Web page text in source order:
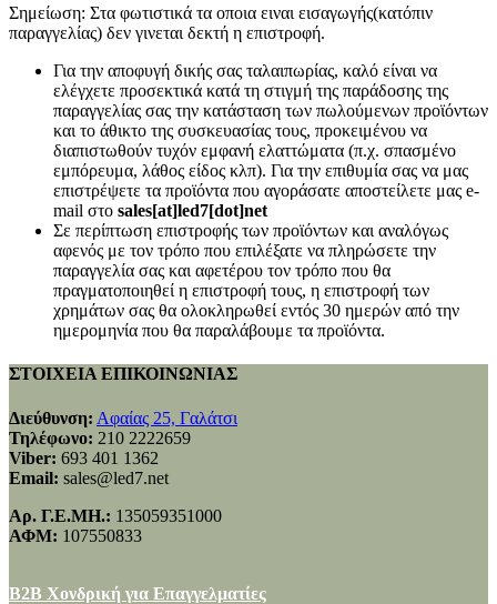
Σημείωση: Στα φωτιστικά τα οποια ειναι εισαγωγής(κατόπιν
παραγγελίας) δεν γινεται δεκτή η επιστροφή.
Για την αποφυγή δικής σας ταλαιπωρίας, καλό είναι να
ελέγχετε προσεκτικά κατά τη στιγμή της παράδοσης της
παραγγελίας σας την κατάσταση των πωλούμενων προϊόντων
και το άθικτο της συσκευασίας τους, προκειμένου να
διαπιστωθούν τυχόν εμφανή ελαττώματα (π.χ. σπασμένο
εμπόρευμα, λάθος είδος κλπ). Για την επιθυμία σας να μας
επιστρέψετε τα προϊόντα που αγοράσατε αποστείλετε μας e-
mail στο sales[at]led7[dot]net
Σε περίπτωση επιστροφής των προϊόντων και αναλόγως
αφενός με τον τρόπο που επιλέξατε να πληρώσετε την
παραγγελία σας και αφετέρου τον τρόπο που θα
πραγματοποιηθεί η επιστροφή τους, η επιστροφή των
χρημάτων σας θα ολοκληρωθεί εντός 30 ημερών από την
ημερομηνία που θα παραλάβουμε τα προϊόντα.
ΣΤΟΙΧΕΙΑ ΕΠΙΚΟΙΝΩΝΙΑΣ
Διεύθυνση: Αφαίας 25, Γαλάτσι
Τηλέφωνο: 210 2222659
Viber: 693 401 1362
Email: sales@led7.net
Αρ. Γ.Ε.ΜΗ.: 135059351000
ΑΦΜ: 107550833
B2B Χονδρική για Επαγγελματίες